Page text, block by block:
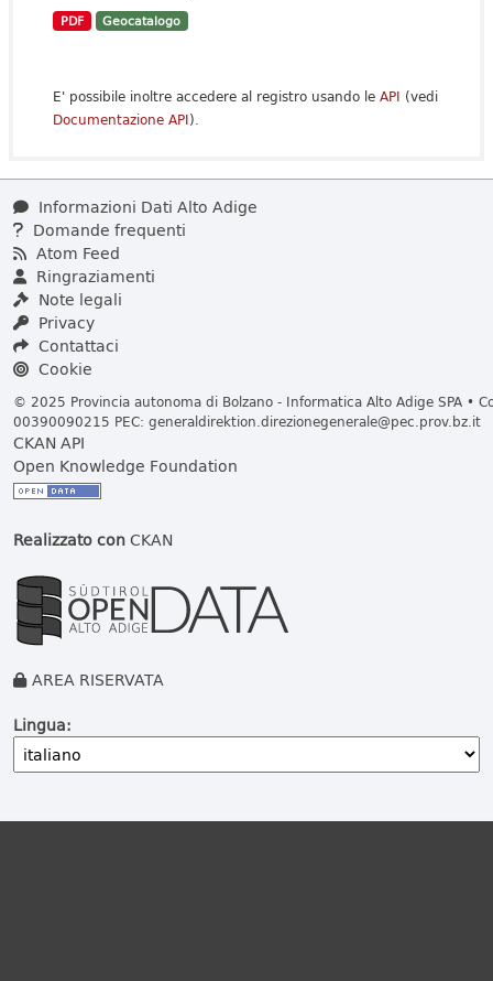
PDF Geocatalogo
E' possibile inoltre accedere al registro usando le API (vedi
Documentazione API).
Informazioni Dati Alto Adige
Domande frequenti
Atom Feed
Ringraziamenti
Note legali
Privacy
Contattaci
Cookie
© 2025 Provincia autonoma di Bolzano - Informatica Alto Adige SPA •
00390090215 PEC: generaldirektion.direzionegenerale@pec.prov.bz.it
CKAN API
Open Knowledge Foundation
Realizzato conCKAN
AREA RISERVATA
Lingua